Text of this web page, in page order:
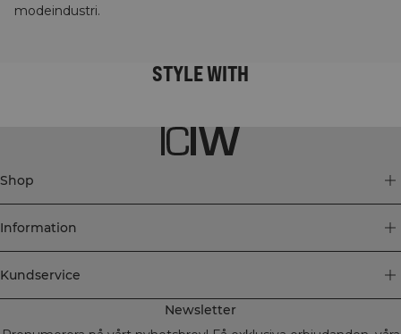
modeindustri.
STYLE WITH
Shop
Information
Kundservice
Newsletter